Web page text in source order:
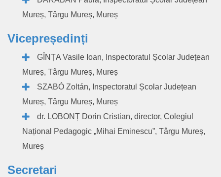
Mureș, Târgu Mureș, Mureș
Vicepreședinți
GÎNȚA Vasile Ioan, Inspectoratul Școlar Județean
Mureș, Târgu Mureș, Mureș
SZABÓ Zoltán, Inspectoratul Școlar Județean
Mureș, Târgu Mureș, Mureș
dr. LOBONȚ Dorin Cristian, director, Colegiul
Național Pedagogic „Mihai Eminescu”, Târgu Mureș,
Mureș
Secretari